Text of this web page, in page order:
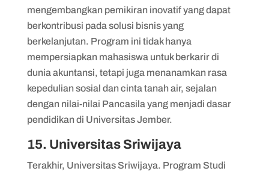
mengembangkan pemikiran inovatif yang dapat
berkontribusi pada solusi bisnis yang
berkelanjutan. Program ini tidak hanya
mempersiapkan mahasiswa untuk berkarir di
dunia akuntansi, tetapi juga menanamkan rasa
kepedulian sosial dan cinta tanah air, sejalan
dengan nilai-nilai Pancasila yang menjadi dasar
pendidikan di Universitas Jember.
15. Universitas Sriwijaya
Terakhir, Universitas Sriwijaya. Program Studi